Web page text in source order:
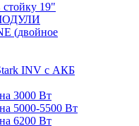
19"
(двойное
INV с АКБ
3000 Вт
5000-5500 Вт
6200 Вт